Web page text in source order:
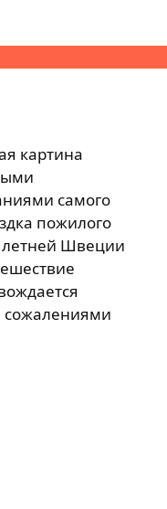
картина
самого
пожилого
летней Швеции
сожалениями